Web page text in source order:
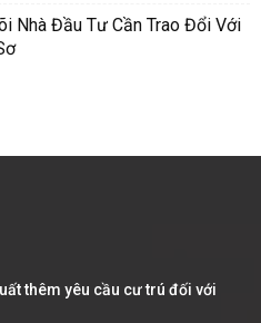
Nhà Đầu Tư Cần Trao Đổi Với
thêm yêu cầu cư trú đối với